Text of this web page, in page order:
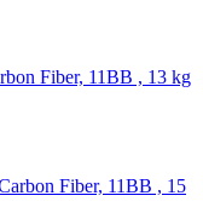
Fiber, 11BB , 13 kg